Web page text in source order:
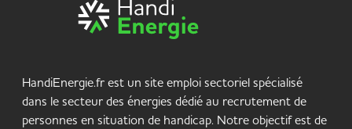
HandiEnergie.fr est un site emploi sectoriel spécialisé
dans le secteur des énergies dédié au recrutement de
personnes en situation de handicap. Notre objectif est de